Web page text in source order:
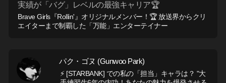
実績が「バグ」レベルの最強キャリア🏆
Brave Girls『Rollin'』オリジナルメンバー！🏆 放送界からクリ
エイターまで制覇した「万能」エンターテイナー
パク・ゴヌ (Gunwoo Park)
⚡ [STARBANK] での私の「担当」キャラは？ "大